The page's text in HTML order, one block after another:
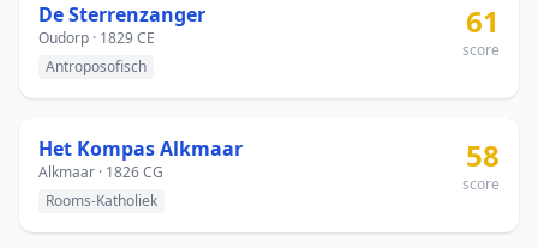
De Sterrenzanger
Oudorp · 1829 CE
Antroposofisch
61
score
Het Kompas Alkmaar
Alkmaar · 1826 CG
Rooms-Katholiek
58
score